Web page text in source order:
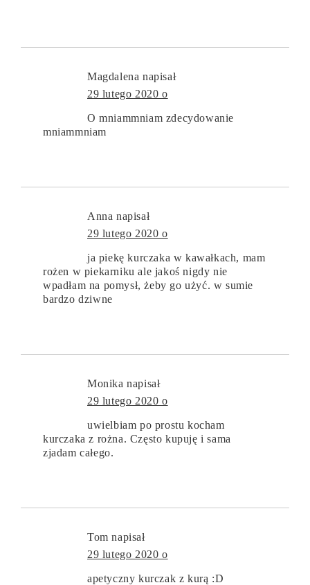
Magdalena napisał
29 lutego 2020 o
O mniammniam zdecydowanie
mniammniam
Anna napisał
29 lutego 2020 o
ja piekę kurczaka w kawałkach, mam
rożen w piekarniku ale jakoś nigdy nie
wpadłam na pomysł, żeby go użyć. w sumie
bardzo dziwne
Monika napisał
29 lutego 2020 o
uwielbiam po prostu kocham
kurczaka z rożna. Często kupuję i sama
zjadam całego.
Tom napisał
29 lutego 2020 o
apetyczny kurczak z kurą :D